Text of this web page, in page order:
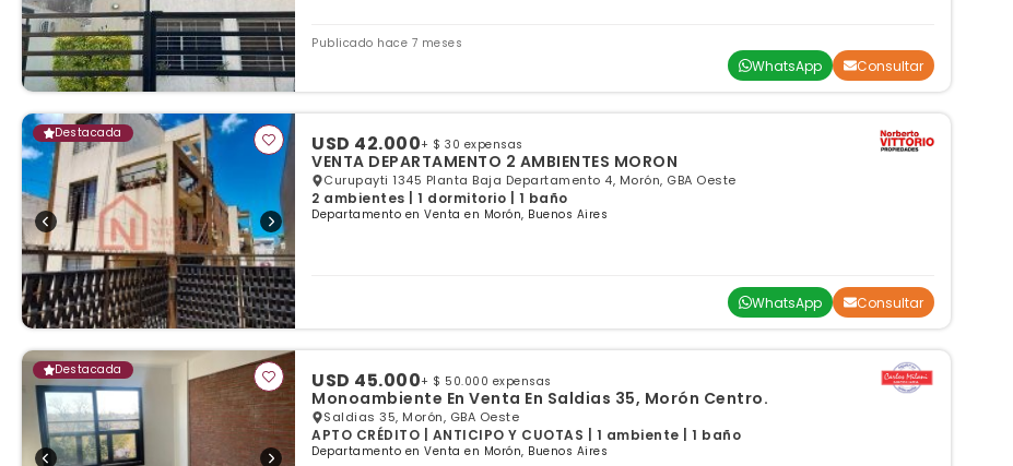
Publicado hace 7 meses
WhatsApp Consultar
Destacada USD 42.000+ $ 30 expensas
VENTA DEPARTAMENTO 2 AMBIENTES MORON
Curupayti 1345 Planta Baja Departamento 4, Morón, GBA Oeste
2 ambientes | 1 dormitorio | 1 baño
Departamento en Venta en Morón, Buenos Aires
WhatsApp Consultar
Destacada USD 45.000+ $ 50.000 expensas
Monoambiente En Venta En Saldias 35, Morón Centro.
Saldias 35, Morón, GBA Oeste
APTO CRÉDITO | ANTICIPO Y CUOTAS | 1 ambiente | 1 baño
Departamento en Venta en Morón, Buenos Aires